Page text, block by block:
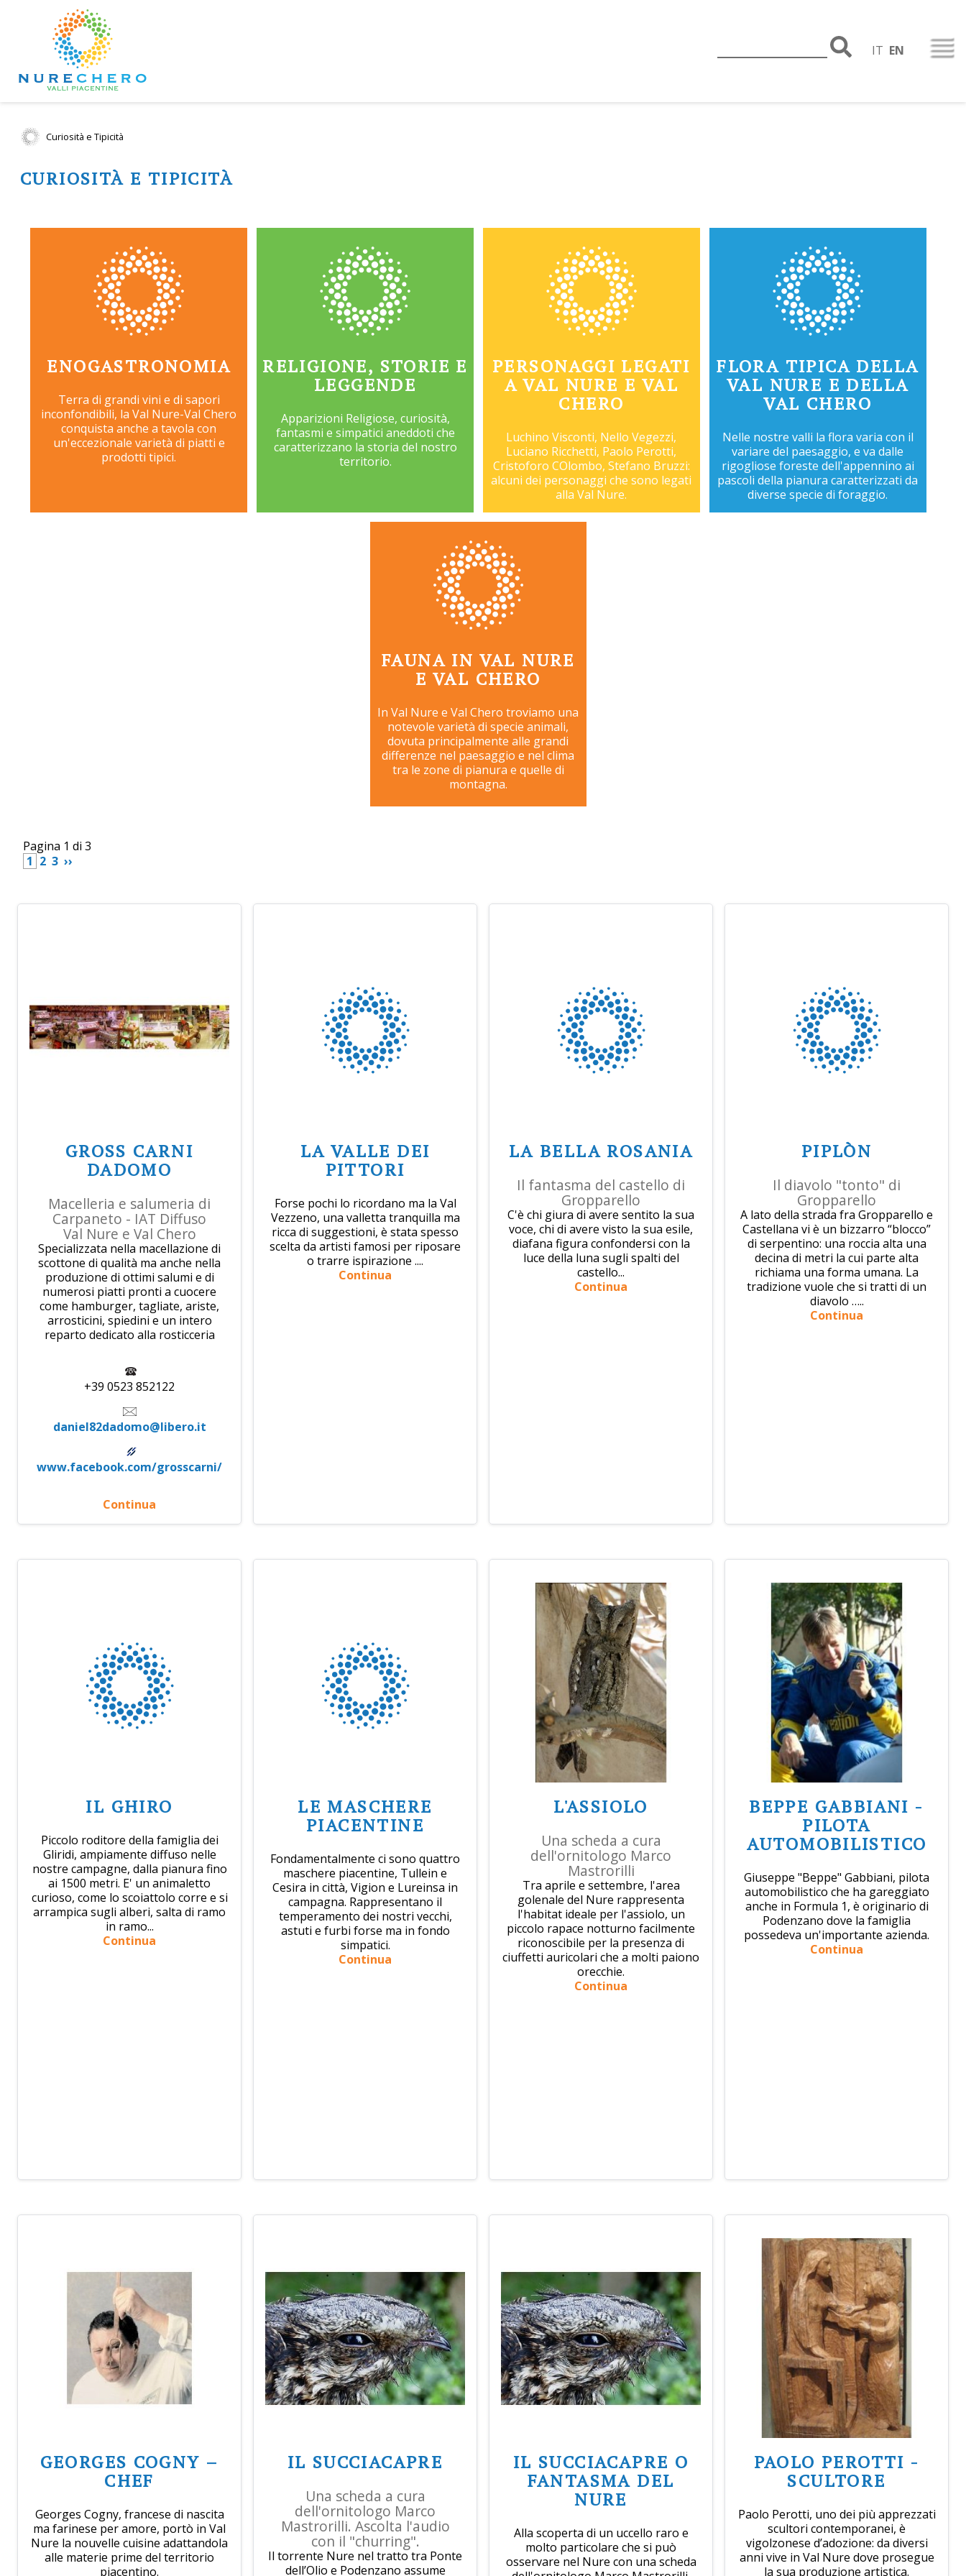
IT EN
Curiosità e Tipicità
CURIOSITÀ E TIPICITÀ
ENOGASTRONOMIA
Terra di grandi vini e di sapori
inconfondibili, la Val Nure-Val Chero
conquista anche a tavola con
un'eccezionale varietà di piatti e
prodotti tipici.
RELIGIONE, STORIE E
LEGGENDE
Apparizioni Religiose, curiosità,
fantasmi e simpatici aneddoti che
caratterizzano la storia del nostro
territorio.
PERSONAGGI LEGATI
A VAL NURE E VAL
CHERO
Luchino Visconti, Nello Vegezzi,
Luciano Ricchetti, Paolo Perotti,
Cristoforo COlombo, Stefano Bruzzi:
alcuni dei personaggi che sono legati
alla Val Nure.
FLORA TIPICA DELLA
VAL NURE E DELLA
VAL CHERO
Nelle nostre valli la flora varia con il
variare del paesaggio, e va dalle
rigogliose foreste dell'appennino ai
pascoli della pianura caratterizzati da
diverse specie di foraggio.
FAUNA IN VAL NURE
E VAL CHERO
In Val Nure e Val Chero troviamo una
notevole varietà di specie animali,
dovuta principalmente alle grandi
differenze nel paesaggio e nel clima
tra le zone di pianura e quelle di
montagna.
Pagina 1 di 3
1 2 3 ››
GROSS CARNI
DADOMO
Macelleria e salumeria di
Carpaneto - IAT Diffuso
Val Nure e Val Chero
Specializzata nella macellazione di
scottone di qualità ma anche nella
produzione di ottimi salumi e di
numerosi piatti pronti a cuocere
come hamburger, tagliate, ariste,
arrosticini, spiedini e un intero
reparto dedicato alla rosticceria
+39 0523 852122
daniel82dadomo@libero.it
www.facebook.com/grosscarni/
Continua
LA VALLE DEI
PITTORI
Forse pochi lo ricordano ma la Val
Vezzeno, una valletta tranquilla ma
ricca di suggestioni, è stata spesso
scelta da artisti famosi per riposare
o trarre ispirazione ....
Continua
LA BELLA ROSANIA
Il fantasma del castello di
Gropparello
C'è chi giura di avere sentito la sua
voce, chi di avere visto la sua esile,
diafana figura confondersi con la
luce della luna sugli spalti del
castello...
Continua
PIPLÒN
Il diavolo "tonto" di
Gropparello
A lato della strada fra Gropparello e
Castellana vi è un bizzarro “blocco”
di serpentino: una roccia alta una
decina di metri la cui parte alta
richiama una forma umana. La
tradizione vuole che si tratti di un
diavolo …..
Continua
IL GHIRO
Piccolo roditore della famiglia dei
Gliridi, ampiamente diffuso nelle
nostre campagne, dalla pianura fino
ai 1500 metri. E' un animaletto
curioso, come lo scoiattolo corre e si
arrampica sugli alberi, salta di ramo
in ramo...
Continua
LE MASCHERE
PIACENTINE
Fondamentalmente ci sono quattro
maschere piacentine, Tullein e
Cesira in città, Vigion e Lureinsa in
campagna. Rappresentano il
temperamento dei nostri vecchi,
astuti e furbi forse ma in fondo
simpatici.
Continua
L'ASSIOLO
Una scheda a cura
dell'ornitologo Marco
Mastrorilli
Tra aprile e settembre, l'area
golenale del Nure rappresenta
l'habitat ideale per l'assiolo, un
piccolo rapace notturno facilmente
riconoscibile per la presenza di
ciuffetti auricolari che a molti paiono
orecchie.
Continua
BEPPE GABBIANI -
PILOTA
AUTOMOBILISTICO
Giuseppe "Beppe" Gabbiani, pilota
automobilistico che ha gareggiato
anche in Formula 1, è originario di
Podenzano dove la famiglia
possedeva un'importante azienda.
Continua
GEORGES COGNY –
CHEF
Georges Cogny, francese di nascita
ma farinese per amore, portò in Val
Nure la nouvelle cuisine adattandola
alle materie prime del territorio
piacentino.
IL SUCCIACAPRE
Una scheda a cura
dell'ornitologo Marco
Mastrorilli. Ascolta l'audio
con il "churring".
Il torrente Nure nel tratto tra Ponte
dell’Olio e Podenzano assume
IL SUCCIACAPRE O
FANTASMA DEL
NURE
Alla scoperta di un uccello raro e
molto particolare che si può
osservare nel Nure con una scheda
PAOLO PEROTTI -
SCULTORE
Paolo Perotti, uno dei più apprezzati
scultori contemporanei, è
vigolzonese d’adozione: da diversi
anni vive in Val Nure dove prosegue
la sua produzione artistica.